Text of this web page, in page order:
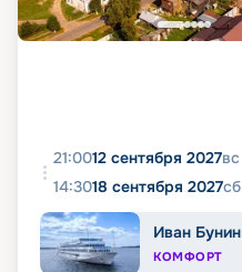
21:0012 сентября 2027вс
14:3018 сентября 2027сб
Иван Бунин
КОМФОРТ